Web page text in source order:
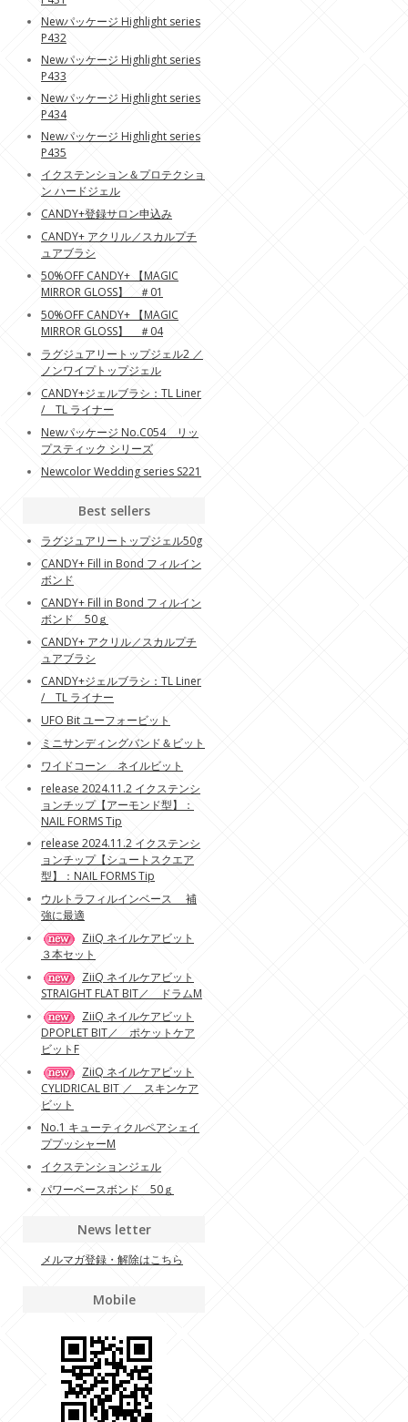
Newパッケージ Highlight series
P432
Newパッケージ Highlight series
P433
Newパッケージ Highlight series
P434
Newパッケージ Highlight series
P435
イクステンション＆プロテクショ
ン ハードジェル
CANDY+登録サロン申込み
CANDY+ アクリル／スカルプチ
ュアブラシ
50%OFF CANDY+ 【MAGIC
MIRROR GLOSS】 ＃01
50%OFF CANDY+ 【MAGIC
MIRROR GLOSS】 ＃04
ラグジュアリートップジェル2 ／
ノンワイプトップジェル
CANDY+ジェルブラシ：TL Liner
/ TL ライナー
Newパッケージ No.C054 リッ
プスティック シリーズ
Newcolor Wedding series S221
Best sellers
ラグジュアリートップジェル50g
CANDY+ Fill in Bond フィルイン
ボンド
CANDY+ Fill in Bond フィルイン
ボンド 50ｇ
CANDY+ アクリル／スカルプチ
ュアブラシ
CANDY+ジェルブラシ：TL Liner
/ TL ライナー
UFO Bit ユーフォービット
ミニサンディングバンド＆ビット
ワイドコーン ネイルビット
release 2024.11.2 イクステンシ
ョンチップ【アーモンド型】：
NAIL FORMS Tip
release 2024.11.2 イクステンシ
ョンチップ【シュートスクエア
型】：NAIL FORMS Tip
ウルトラフィルインベース 補
強に最適
ZiiQ ネイルケアビット
３本セット
ZiiQ ネイルケアビット
STRAIGHT FLAT BIT／ ドラムM
ZiiQ ネイルケアビット
DPOPLET BIT／ ポケットケア
ビットF
ZiiQ ネイルケアビット
CYLIDRICAL BIT ／ スキンケア
ビット
No.1 キューティクルペアシェイ
ププッシャーM
イクステンションジェル
パワーベースボンド 50ｇ
News letter
メルマガ登録・解除はこちら
Mobile